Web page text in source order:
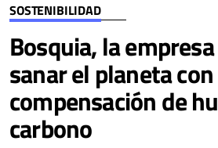
SOSTENIBILIDAD
Bosquia, la
sanar el planeta
compensación de
carbono